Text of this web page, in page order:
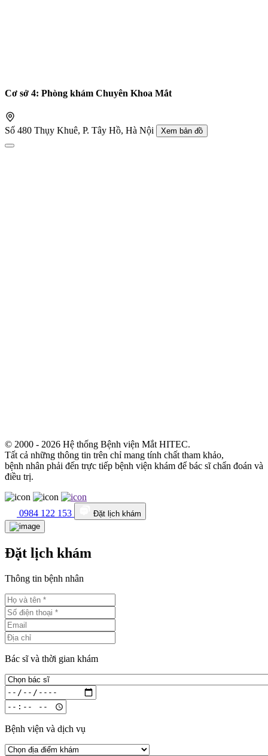
Cơ sở 4: Phòng khám Chuyên Khoa Mắt
Số 480 Thụy Khuê, P. Tây Hồ, Hà Nội Xem bản đồ
© 2000 - 2026 Hệ thống Bệnh viện Mắt HITEC.
Tất cả những thông tin trên chỉ mang tính chất tham khảo,
bệnh nhân phải đến trực tiếp bệnh viện khám để bác sĩ chẩn đoán và
điều trị.
0984 122 153 Đặt lịch khám
Đặt lịch khám
Thông tin bệnh nhân
Bác sĩ và thời gian khám
Bệnh viện và dịch vụ